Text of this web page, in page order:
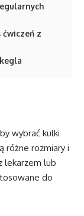
z
wybrać kulki
różne rozmiary i
lekarzem lub
do